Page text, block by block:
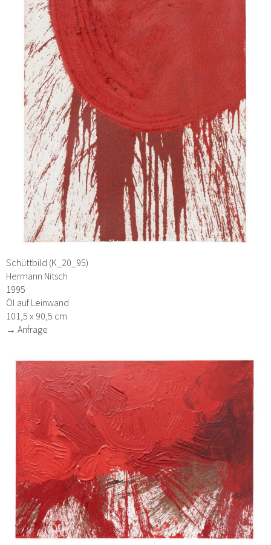
Schüttbild (K_20_95)
Hermann Nitsch
1995
Öl auf Leinwand
101,5 x 90,5 cm
→ Anfrage